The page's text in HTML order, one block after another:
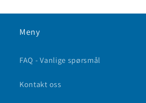
Meny
FAQ - Vanlige spørsmål
Kontakt oss